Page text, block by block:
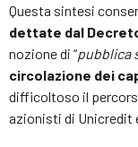
Questa sintesi
dettate dal
nozione di “pubblica
circolazione dei
difficoltoso il
azionisti di Unicredit